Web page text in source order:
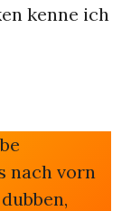
kenne ich
nach vorn